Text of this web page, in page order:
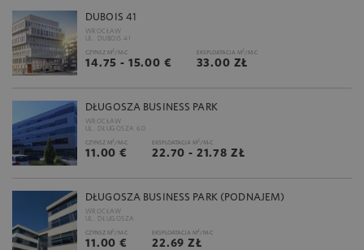
DUBOIS 41
WROCŁAW
UL. DUBOIS 41
CZYNSZ M2 /M-C
14.75 - 15.00 €
EKSPLOATACJA M2 /M-C
33.00 ZŁ
DŁUGOSZA BUSINESS PARK
WROCŁAW
UL. DŁUGOSZA 60
CZYNSZ M2 /M-C
11.00 €
EKSPLOATACJA M2 /M-C
22.70 - 21.78 ZŁ
DŁUGOSZA BUSINESS PARK (PODNAJEM)
WROCŁAW
UL. DŁUGOSZA
CZYNSZ M2 /M-C
11.00 €
EKSPLOATACJA M2 /M-C
22.69 ZŁ